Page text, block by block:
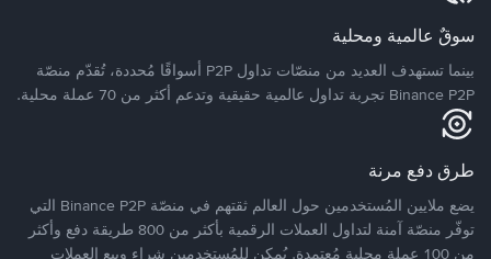
سوقٌ عالمية ومحلية
بينما تستهدف العديد من منصّات تداول P2P أسواقًا مُحددة، تُقدّم منصّة
Binance P2P تجربة تداول عالمية حقيقية وتدعم أكثر من 70 عملة محلية.
طرق دفع مرنة
يضع ملايين المُستخدمين حول العالم ثقتهم في منصّة Binance P2P التي
توفّر منصّة آمنة لتداول العملات الرقمية بأكثر من 800 طريقة دفع وأكثر
من 100 عملة محلية مُعتمدة. يُمكن للمُستخدمين شراء وبيع العملات